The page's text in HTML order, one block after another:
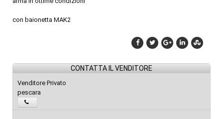
con baionetta MAK2
CONTATTA IL VENDITORE
Venditore Privato
pescara